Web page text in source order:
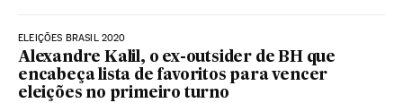
ELEIÇÕES BRASIL 2020
Alexandre Kalil, o ex-outsider de BH que
encabeça lista de favoritos para vencer
eleições no primeiro turno